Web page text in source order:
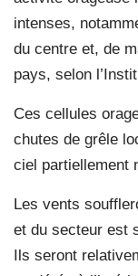
intenses,
du centre et, de
pays, selon
Ces cellules
chutes de grêle
ciel partiellement
Les vents
et du secteur est
Ils seront